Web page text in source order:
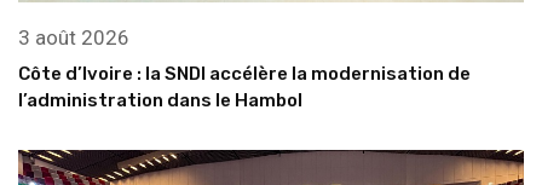
3 août 2026
Côte d’Ivoire : la SNDI accélère la modernisation de
l’administration dans le Hambol